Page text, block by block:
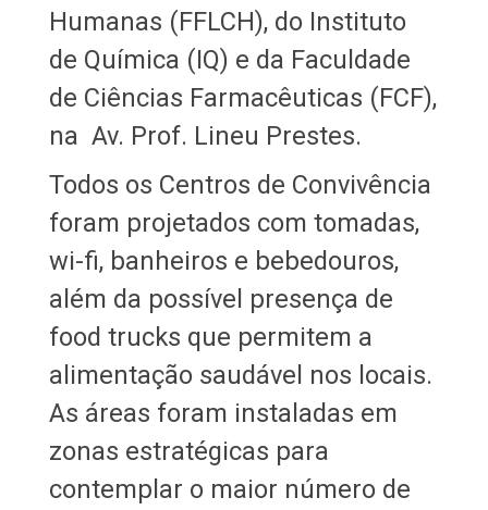
Humanas (FFLCH), do Instituto
de Química (IQ) e da Faculdade
de Ciências Farmacêuticas (FCF),
na Av. Prof. Lineu Prestes.
Todos os Centros de Convivência
foram projetados com tomadas,
wi-fi, banheiros e bebedouros,
além da possível presença de
food trucks que permitem a
alimentação saudável nos locais.
As áreas foram instaladas em
zonas estratégicas para
contemplar o maior número de